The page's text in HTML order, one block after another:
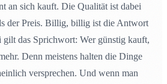
an sich kauft. Die Qualität ist dabei
der Preis. Billig, billig ist die Antwort
gilt das Sprichwort: Wer günstig kauft,
Denn meistens halten die Dinge
versprechen. Und wenn man